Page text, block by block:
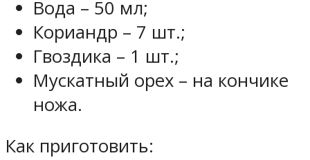
Вода – 50 мл;
Кориандр – 7 шт.;
Гвоздика – 1 шт.;
Мускатный орех – на кончике
ножа.
Как приготовить: